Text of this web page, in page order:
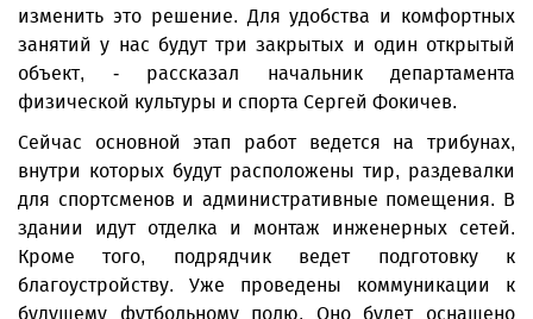
изменить это решение. Для удобства и комфортных
занятий у нас будут три закрытых и один открытый
объект, - рассказал начальник департамента
физической культуры и спорта Сергей Фокичев.
Сейчас основной этап работ ведется на трибунах,
внутри которых будут расположены тир, раздевалки
для спортсменов и административные помещения. В
здании идут отделка и монтаж инженерных сетей.
Кроме того, подрядчик ведет подготовку к
благоустройству. Уже проведены коммуникации к
будущему футбольному полю. Оно будет оснащено